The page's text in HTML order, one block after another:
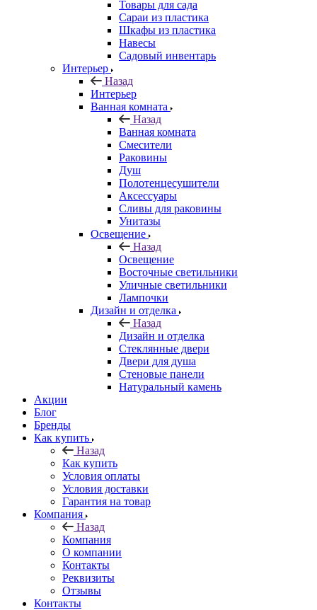
Товары для сада
Сараи из пластика
Шкафы из пластика
Навесы
Садовый инвентарь
Интерьер
Назад
Интерьер
Ванная комната
Назад
Ванная комната
Смесители
Раковины
Душ
Полотенцесушители
Аксессуары
Сливы для раковины
Унитазы
Освещение
Назад
Освещение
Восточные светильники
Уличные светильники
Лампочки
Дизайн и отделка
Назад
Дизайн и отделка
Стеклянные двери
Двери для душа
Стеновые панели
Натуральный камень
Акции
Блог
Бренды
Как купить
Назад
Как купить
Условия оплаты
Условия доставки
Гарантия на товар
Компания
Назад
Компания
О компании
Контакты
Реквизиты
Отзывы
Контакты